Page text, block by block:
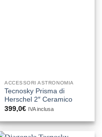
ACCESSORI ASTRONOMIA
Tecnosky Prisma di
Herschel 2″ Ceramico
399,0€ IVA inclusa